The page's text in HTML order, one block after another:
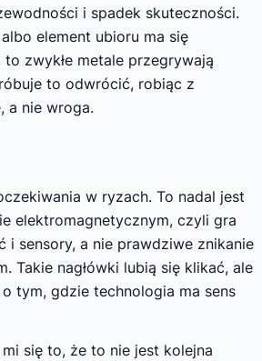
i spadek skuteczności.
element ubioru ma się
zwykłe metale przegrywają
to odwrócić, robiąc z
a nie wroga.
w ryzach. To nadal jest
elektromagnetycznym, czyli gra
i sensory, a nie prawdziwe znikanie
Takie nagłówki lubią się klikać, ale
tym, gdzie technologia ma sens
się to, że to nie jest kolejna